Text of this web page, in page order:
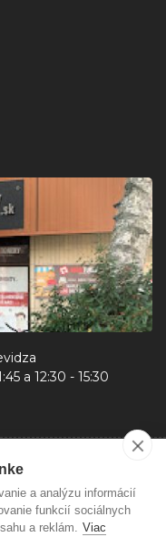
a analýzu informácií
funkcií sociálnych
a reklám. Viac
a 12:30 - 15:30